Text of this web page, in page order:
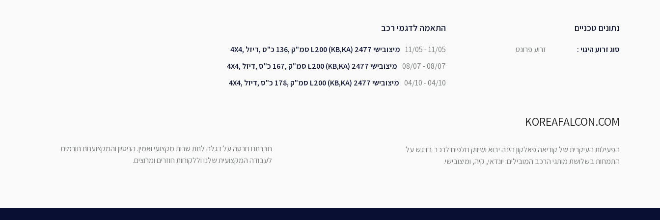
התאמה לדגמי רכב
מיצובישי L200 (KB,KA) 2477 סמ"ק ,136 כ"ס ,דיזל ,4X4 11/05 - 11/05
מיצובישי L200 (KB,KA) 2477 סמ"ק ,167 כ"ס ,דיזל ,4X4 08/07 - 08/07
מיצובישי L200 (KB,KA) 2477 סמ"ק ,178 כ"ס ,דיזל ,4X4 04/10 - 04/10
נתונים טכניים
זרוע פרונט :סוג זרוע היגוי
חברתנו חרטה על דגלה לתת שרות מקצועי ואמין. הניסיון והמקצוענות תורמים
לעבודה המקצועית שלנו וללקוחות חוזרים ומרוצים.
KOREAFALCON.COM
הפעילות העיקרית של קוריאה פאלקון הינה יבוא ושיווק חלפים לרכב בדגש על
התמחות בשלושת מותגי הרכב המובילים: יונדאי, קיה, ומיצובישי.